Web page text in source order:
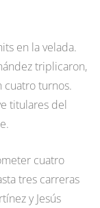
en la velada.
triplicaron,
cuatro turnos.
titulares del
cuatro
tres carreras
y Jesús